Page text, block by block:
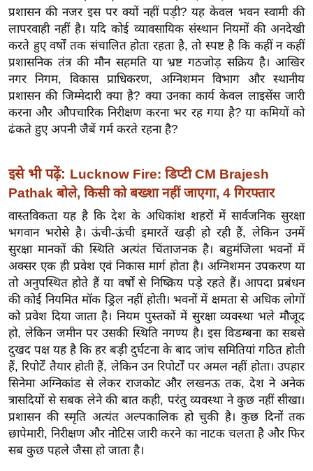
हि
त्य
ज
ग
त
ऑ
टो
न्यू
ज
ब्री
फ
म
नो
रं
ज
न
ज
ग
त
बॉ
ली
वु
ड
प्रशासन की नजर इस पर क्यों नहीं पड़ी? यह केवल भवन स्वामी की
लापरवाही नहीं है। यदि कोई व्यावसायिक संस्थान नियमों की अनदेखी
करते हुए वर्षों तक संचालित होता रहता है, तो स्पष्ट है कि कहीं न कहीं
प्रशासनिक तंत्र की मौन सहमति या भ्रष्ट गठजोड़ सक्रिय है। आखिर
नगर निगम, विकास प्राधिकरण, अग्निशमन विभाग और स्थानीय
प्रशासन की जिम्मेदारी क्या है? क्या उनका कार्य केवल लाइसेंस जारी
करना और औपचारिक निरीक्षण करना भर रह गया है? या कमियों को
ढंकते हुए अपनी जैबें गर्म करते रहना है?
इसे भी पढ़ें: Lucknow Fire: डिप्टी CM Brajesh
Pathak बोले, किसी को बख्शा नहीं जाएगा, 4 गिरफ्तार
वास्तविकता यह है कि देश के अधिकांश शहरों में सार्वजनिक सुरक्षा
भगवान भरोसे है। ऊंची-ऊंची इमारतें खड़ी हो रही हैं, लेकिन उनमें
सुरक्षा मानकों की स्थिति अत्यंत चिंताजनक है। बहुमंजिला भवनों में
अक्सर एक ही प्रवेश एवं निकास मार्ग होता है। अग्निशमन उपकरण या
तो अनुपस्थित होते हैं या वर्षों से निष्क्रिय पड़े रहते हैं। आपदा प्रबंधन
की कोई नियमित मॉक ड्रिल नहीं होती। भवनों में क्षमता से अधिक लोगों
को प्रवेश दिया जाता है। नियम पुस्तकों में सुरक्षा व्यवस्था भले मौजूद
हो, लेकिन जमीन पर उसकी स्थिति नगण्य है। इस विडम्बना का सबसे
दुखद पक्ष यह है कि हर बड़ी दुर्घटना के बाद जांच समितियां गठित होती
हैं, रिपोर्टें तैयार होती हैं, लेकिन उन रिपोर्टों पर अमल नहीं होता। उपहार
सिनेमा अग्निकांड से लेकर राजकोट और लखनऊ तक, देश ने अनेक
त्रासदियों से सबक लेने की बात कही, परंतु व्यवस्था ने कुछ नहीं सीखा।
प्रशासन की स्मृति अत्यंत अल्पकालिक हो चुकी है। कुछ दिनों तक
छापेमारी, निरीक्षण और नोटिस जारी करने का नाटक चलता है और फिर
सब कुछ पहले जैसा हो जाता है।